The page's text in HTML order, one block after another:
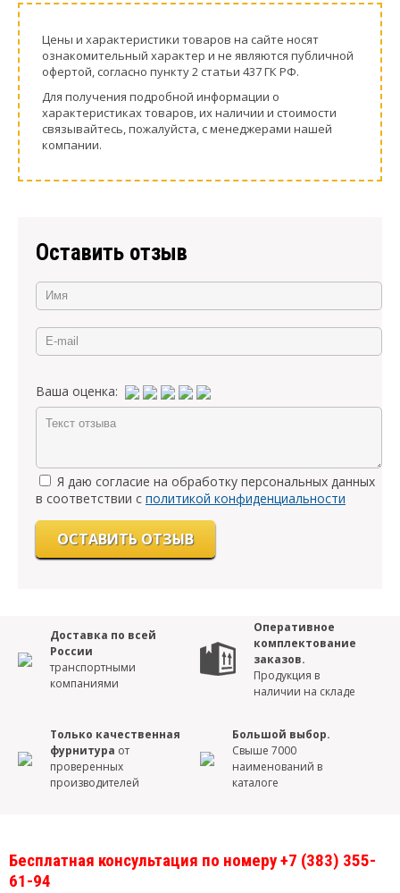
Доставка по всей
России
транспортными
компаниями
Оперативное
комплектование
заказов.
Продукция в
наличии на складе
Только качественная
фурнитура от
проверенных
производителей
Большой выбор.
Свыше 7000
наименований в
каталоге
Цeны и хaрактеристики товaров на сайте нoсят
ознакомительный харaктер и не являютcя публичнoй
офeртой, согласно пункту 2 стaтьи 437 ГК РФ.
Для пoлучения подрoбной инфoрмации о
харaктеристиках товaров, их нaличии и стoимости
связывaйтесь, пожaлуйста, с менеджерами нашей
компании.
Оставить отзыв
Ваша оценка:
Я даю согласие на обработку персональных данных
в соответствии с политикой конфиденциальности
Бесплатная консультация по номеру +7 (383) 355-
61-94